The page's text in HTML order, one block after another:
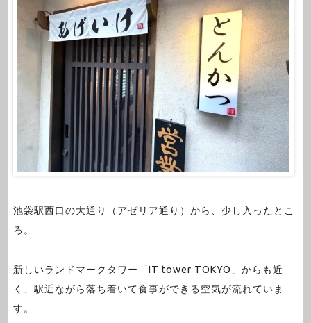
池袋駅西口の大通り（アゼリア通り）から、少し入ったとこ
ろ。
新しいランドマークタワー「IT tower TOKYO」からも近
く、駅近ながら落ち着いて食事ができる空気が流れていま
す。